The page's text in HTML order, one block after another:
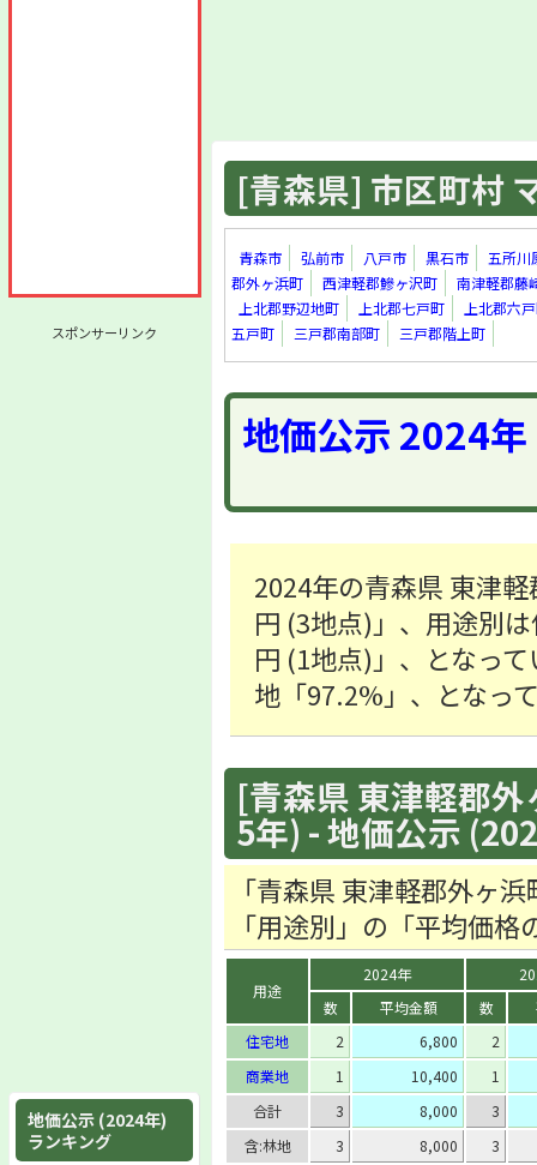
スポンサーリンク
地価公示 (2024年)
ランキング
[青森県] 市区町村
青森市 弘前市 八戸市 黒石市
五所川
郡外ヶ浜町
西津軽郡鰺ヶ沢町
南津軽郡藤
上北郡野辺地町
上北郡七戸町
上北郡六
五戸町
三戸郡南部町 三戸郡階上町
地価公示 2024
2024年の青森県 東津
円 (3地点)」、用途別
円 (1地点)」、となっ
地「97.2%」、となっ
[青森県 東津軽郡
5年) - 地価公示
「青森県 東津軽郡外ヶ
「用途別」の「平均価格
用途
2024年
数
平均金額 数
住宅地
2 6,800
2
商業地
1 10,400
1
合計
3 8,000
3
含:林地
3 8,000 3